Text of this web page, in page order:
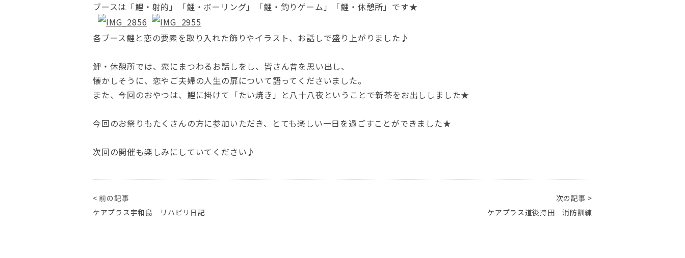
ブースは「鯉・射的」「鯉・ボーリング」「鯉・釣りゲーム」「鯉・休憩所」です★
各ブース鯉と恋の要素を取り入れた飾りやイラスト、お話しで盛り上がりました♪
鯉・休憩所では、恋にまつわるお話しをし、皆さん昔を思い出し、
懐かしそうに、恋やご夫婦の人生の扉について語ってくださいました。
また、今回のおやつは、鯉に掛けて「たい焼き」と八十八夜ということで新茶をお出ししました★
今回のお祭りもたくさんの方に参加いただき、とても楽しい一日を過ごすことができました★
次回の開催も楽しみにしていてください♪
< 前の記事
ケアプラス宇和島 リハビリ日記
次の記事 >
ケアプラス道後持田 消防訓練